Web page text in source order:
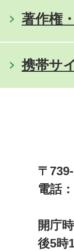
著作権
携帯サ
〒
電話
開庁
後5時